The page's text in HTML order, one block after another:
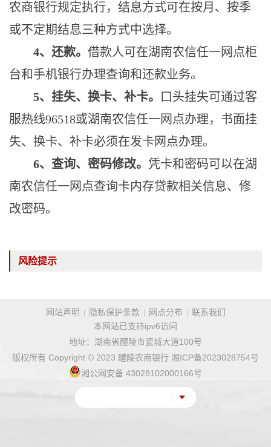
农商银行规定执行，结息方式可在按月、按季
或不定期结息三种方式中选择。
4、还款。 借款人可在湖南农信任一网点柜
台和手机银行办理查询和还款业务。
5、挂失、换卡、补卡。
口头挂失可通过客
服热线96518或湖南农信任一网点办理，书面挂
失、换卡、补卡必须在发卡网点办理。
6、查询、密码修改。 凭卡和密码可以在湖
南农信任一网点查询卡内存贷款相关信息、修
改密码。
风险提示
网站声明 隐私保护条款 网点分布
联系我们
本网站已支持ipv6访问
地址：湖南省醴陵市瓷城大道100号
版权所有 Copyright © 2023 醴陵农商银行 湘ICP备2023028754号
湘公网安备 43028102000166号